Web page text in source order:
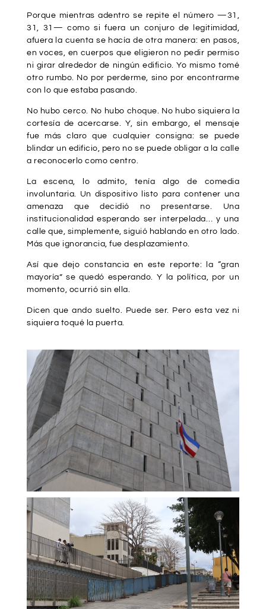
Porque mientras adentro se repite el número —31,
31, 31— como si fuera un conjuro de legitimidad,
afuera la cuenta se hacía de otra manera: en pasos,
en voces, en cuerpos que eligieron no pedir permiso
ni girar alrededor de ningún edificio. Yo mismo tomé
otro rumbo. No por perderme, sino por encontrarme
con lo que estaba pasando.
No hubo cerco. No hubo choque. No hubo siquiera la
cortesía de acercarse. Y, sin embargo, el mensaje
fue más claro que cualquier consigna: se puede
blindar un edificio, pero no se puede obligar a la calle
a reconocerlo como centro.
La escena, lo admito, tenía algo de comedia
involuntaria. Un dispositivo listo para contener una
amenaza que decidió no presentarse. Una
institucionalidad esperando ser interpelada… y una
calle que, simplemente, siguió hablando en otro lado.
Más que ignorancia, fue desplazamiento.
Así que dejo constancia en este reporte: la “gran
mayoría” se quedó esperando. Y la política, por un
momento, ocurrió sin ella.
Dicen que ando suelto. Puede ser. Pero esta vez ni
siquiera toqué la puerta.